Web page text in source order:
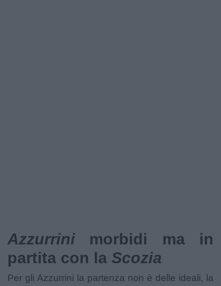
Azzurrini morbidi ma in
partita con la Scozia
Per gli Azzurrini la partenza non è delle ideali, la